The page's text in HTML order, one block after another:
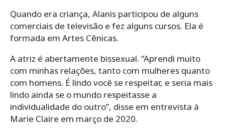
Quando era criança, Alanis participou de alguns
comerciais de televisão e fez alguns cursos. Ela é
formada em Artes Cênicas.
A atriz é abertamente bissexual. “Aprendi muito
com minhas relações, tanto com mulheres quanto
com homens. É lindo você se respeitar, e seria mais
lindo ainda se o mundo respeitasse a
individualidade do outro”, disse em entrevista à
Marie Claire em março de 2020.